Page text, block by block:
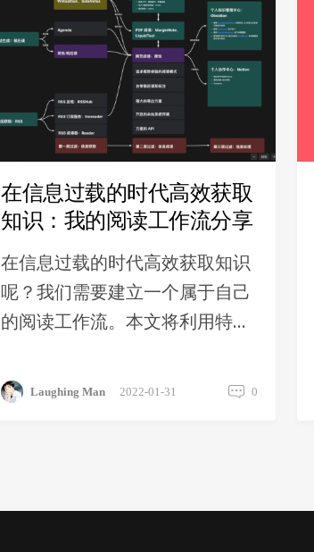
在信息过载的时代高效获取
知识：我的阅读工作流分享
在信息过载的时代高效获取知识
呢？我们需要建立一个属于自己
的阅读工作流。本文将利用特定
取、信息阅读、信息处理详细阐
述信息管理的三层过滤方案。
Laughing Man 2022-01-31 0